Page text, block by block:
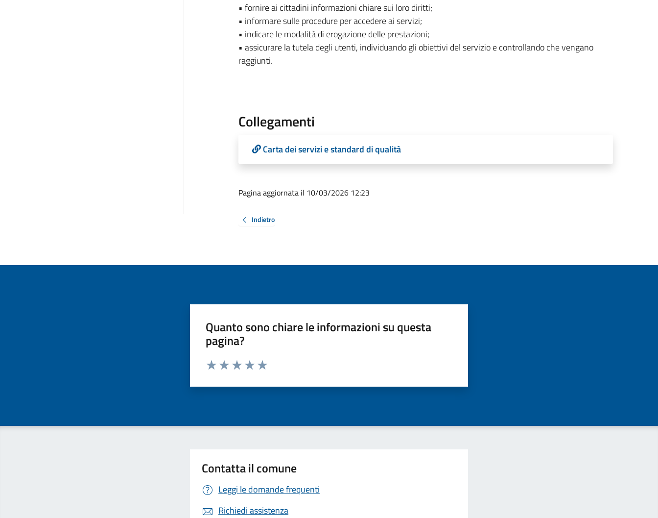
• fornire ai cittadini informazioni chiare sui loro diritti;
• informare sulle procedure per accedere ai servizi;
• indicare le modalità di erogazione delle prestazioni;
• assicurare la tutela degli utenti, individuando gli obiettivi del servizio e controllando che vengano
raggiunti.
Collegamenti
Carta dei servizi e standard di qualità
Pagina aggiornata il 10/03/2026 12:23
Indietro
Quanto sono chiare le informazioni su questa
pagina?
Valuta da 1 a 5 stelle la pagina
Contatta il comune
Leggi le domande frequenti
Richiedi assistenza